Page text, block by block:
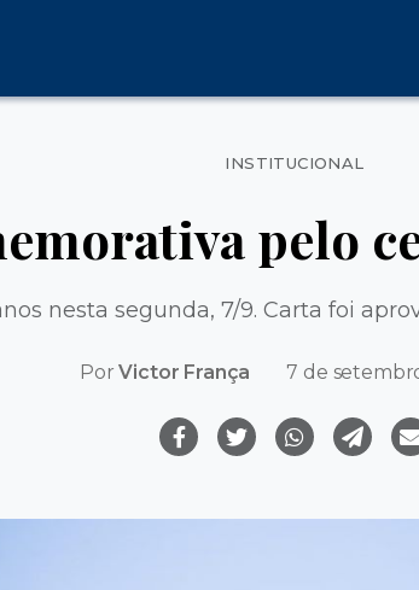
Categorias
INSTITUCIONAL
pelo
nesta segunda, 7/9. Carta foi
PorVictor França 7 de